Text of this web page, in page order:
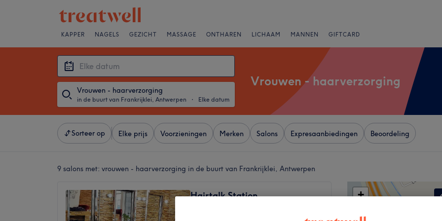
KAPPER NAGELS GEZICHT MASSAGE ONTHAREN LICHAAM MANNEN GIFTCARD
Vrouwen - haarverzorging
in de buurt van Frankrijklei, Antwerpen ・ Elke datum
Vrouwen - haarverzorging
Sorteer op Elke prijs Voorzieningen Merken Salons Expresaanbiedingen Beoordeling
9 salons met: vrouwen - haarverzorging in de buurt van Frankrijklei, Antwerpen
Hairtalk Station
+